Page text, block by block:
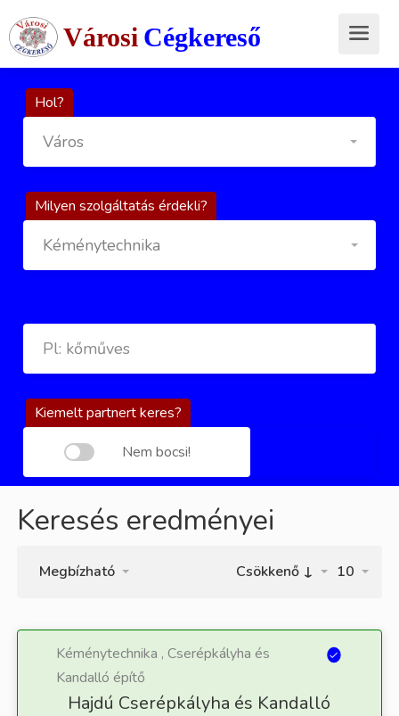
Városi Cégkereső
Hol?
Város
Milyen szolgáltatás érdekli?
Kéménytechnika
Kiemelt partnert keres?
Nem bocsi!
Keresés eredményei
10
Megbízható Csökkenő ↓
Kéménytechnika , Cserépkályha és
Kandalló építő
Hajdú Cserépkályha és Kandalló